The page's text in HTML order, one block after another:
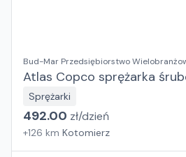
Bud-Mar Przedsiębiorstwo
Atlas Copco sprężarka
Sprężarki
492.00 zł/dzień
+126 km Kotomierz